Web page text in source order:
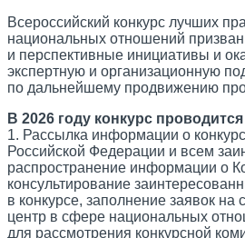
Всероссийский конкурс лучших
национальных отношений
и перспективные инициативы и
экспертную и организационную
по дальнейшему продвижению
В 2026 году конкурс
1. Рассылка информации о
Российской Федерации и всем
распространение информации о
консультирование
в конкурсе, заполнение заявок
центр в сфере национальных
для рассмотрения конкурсной